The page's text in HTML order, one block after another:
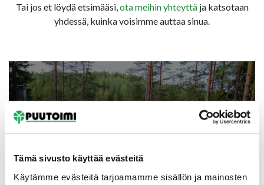
Tämä sivusto käyttää evästeitä
Käytämme evästeitä tarjoamamme sisällön ja mainosten
Tai jos et löydä etsimääsi,ota meihin yhteyttäja katsotaan
yhdessä, kuinka voisimme auttaa sinua.